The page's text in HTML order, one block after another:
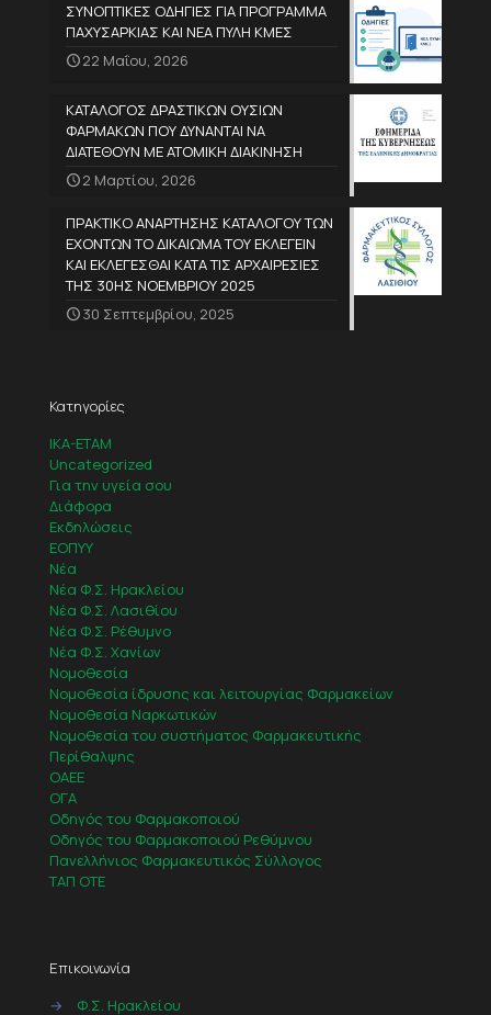
ΣΥΝΟΠΤΙΚΕΣ ΟΔΗΓΙΕΣ ΓΙΑ ΠΡΟΓΡΑΜΜΑ
ΠΑΧΥΣΑΡΚΙΑΣ ΚΑΙ ΝΕΑ ΠΥΛΗ ΚΜΕΣ
22 Μαΐου, 2026
ΚΑΤΑΛΟΓΟΣ ΔΡΑΣΤΙΚΩΝ ΟΥΣΙΩΝ
ΦΑΡΜΑΚΩΝ ΠΟΥ ΔΥΝΑΝΤΑΙ ΝΑ
ΔΙΑΤΕΘΟΥΝ ΜΕ ΑΤΟΜΙΚΗ ΔΙΑΚΙΝΗΣΗ
2 Μαρτίου, 2026
ΠΡΑΚΤΙΚΟ ΑΝΑΡΤΗΣΗΣ ΚΑΤΑΛΟΓΟΥ ΤΩΝ
ΕΧΟΝΤΩΝ ΤΟ ΔΙΚΑΙΩΜΑ ΤΟΥ ΕΚΛΕΓΕΙΝ
ΚΑΙ ΕΚΛΕΓΕΣΘΑΙ ΚΑΤΑ ΤΙΣ ΑΡΧΑΙΡΕΣΙΕΣ
ΤΗΣ 30ΗΣ ΝΟΕΜΒΡΙΟΥ 2025
30 Σεπτεμβρίου, 2025
Κατηγορίες
IKA-ETAM
Uncategorized
Για την υγεία σου
Διάφορα
Εκδηλώσεις
ΕΟΠΥΥ
Νέα
Νέα Φ.Σ. Ηρακλείου
Νέα Φ.Σ. Λασιθίου
Νέα Φ.Σ. Ρέθυμνο
Νέα Φ.Σ. Χανίων
Νομοθεσία
Νομοθεσία ίδρυσης και λειτουργίας Φαρμακείων
Νομοθεσία Ναρκωτικών
Νομοθεσία του συστήματος Φαρμακευτικής
Περίθαλψης
ΟΑΕΕ
ΟΓΑ
Οδηγός του Φαρμακοποιού
Οδηγός του Φαρμακοποιού Ρεθύμνου
Πανελλήνιος Φαρμακευτικός Σύλλογος
ΤΑΠ ΟΤΕ
Επικοινωνία
→
Φ.Σ. Ηρακλείου